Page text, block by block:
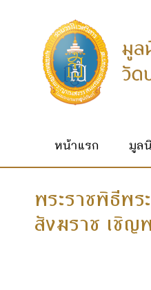
หน้าแรก มูล
พระราชพิธีพร
สังฆราช เชิญ